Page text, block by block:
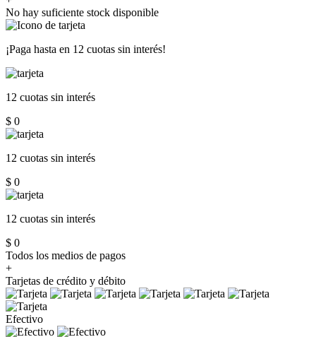
No hay suficiente stock disponible
¡Paga hasta en 12 cuotas sin interés!
12 cuotas sin interés
$ 0
12 cuotas sin interés
$ 0
12 cuotas sin interés
$ 0
Todos los medios de pagos
+
Tarjetas de crédito y débito
Efectivo